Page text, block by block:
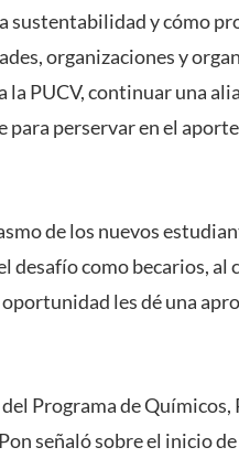
sustentabilidad y cómo
organizaciones y
la PUCV, continuar una
para perservar en el
de los nuevos
desafío como becarios,
les dé una
Programa de Químicos,
señaló sobre el inicio